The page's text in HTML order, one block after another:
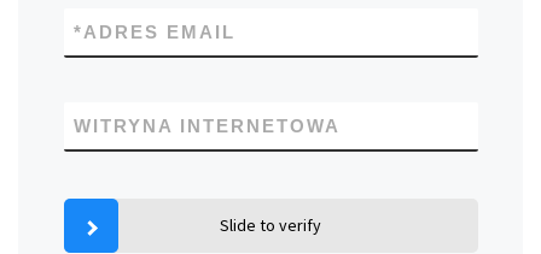
ADRES EMAIL
*
WITRYNA INTERNETOWA
Slide to verify